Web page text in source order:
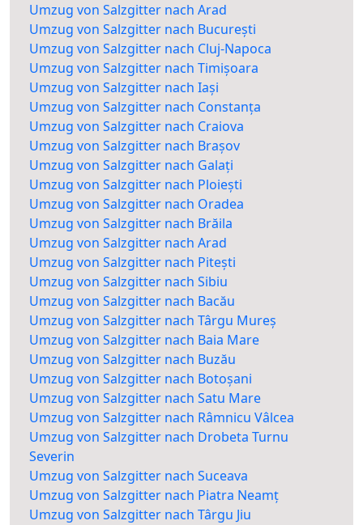
Umzug von Salzgitter nach Arad
Umzug von Salzgitter nach București
Umzug von Salzgitter nach Cluj-Napoca
Umzug von Salzgitter nach Timișoara
Umzug von Salzgitter nach Iași
Umzug von Salzgitter nach Constanța
Umzug von Salzgitter nach Craiova
Umzug von Salzgitter nach Brașov
Umzug von Salzgitter nach Galați
Umzug von Salzgitter nach Ploiești
Umzug von Salzgitter nach Oradea
Umzug von Salzgitter nach Brăila
Umzug von Salzgitter nach Arad
Umzug von Salzgitter nach Pitești
Umzug von Salzgitter nach Sibiu
Umzug von Salzgitter nach Bacău
Umzug von Salzgitter nach Târgu Mureș
Umzug von Salzgitter nach Baia Mare
Umzug von Salzgitter nach Buzău
Umzug von Salzgitter nach Botoșani
Umzug von Salzgitter nach Satu Mare
Umzug von Salzgitter nach Râmnicu Vâlcea
Umzug von Salzgitter nach Drobeta Turnu
Severin
Umzug von Salzgitter nach Suceava
Umzug von Salzgitter nach Piatra Neamț
Umzug von Salzgitter nach Târgu Jiu